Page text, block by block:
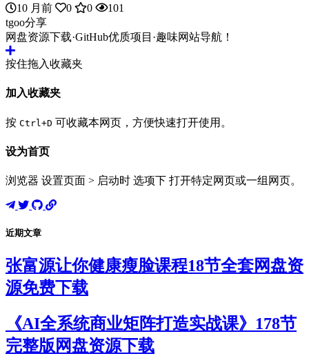
10 月前
0 0
101
tgoo分享
网盘资源下载·GitHub优质项目·趣味网站导航！
按住拖入收藏夹
加入收藏夹
按 Ctrl+D 可收藏本网页，方便快速打开使用。
设为首页
浏览器 设置页面 > 启动时 选项下 打开特定网页或一组网页。
近期文章
张富源让你健康瘦脸课程18节全套网盘资
源免费下载
《AI全系统商业矩阵打造实战课》178节
完整版网盘资源下载